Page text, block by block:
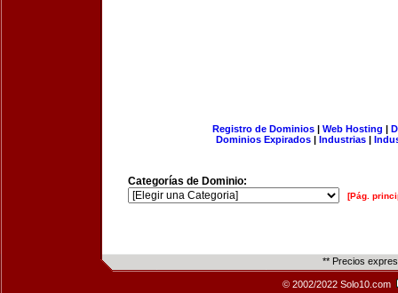
Registro de Dominios| Web Hosting |
Dominios Expirados | Industrias |
Categorías de Dominio:
[Pág.
** Precios
© 2002/2022 Solo10.com